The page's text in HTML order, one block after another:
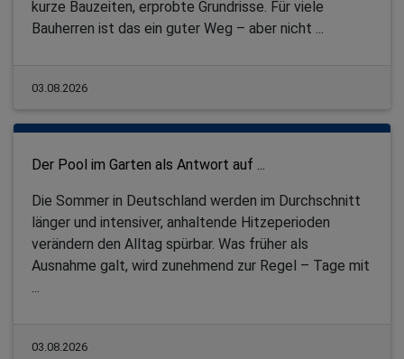
kurze Bauzeiten, erprobte Grundrisse. Für viele
Bauherren ist das ein guter Weg – aber nicht ...
03.08.2026
Der Pool im Garten als Antwort auf ...
Die Sommer in Deutschland werden im Durchschnitt
länger und intensiver, anhaltende Hitzeperioden
verändern den Alltag spürbar. Was früher als
Ausnahme galt, wird zunehmend zur Regel – Tage mit
...
03.08.2026